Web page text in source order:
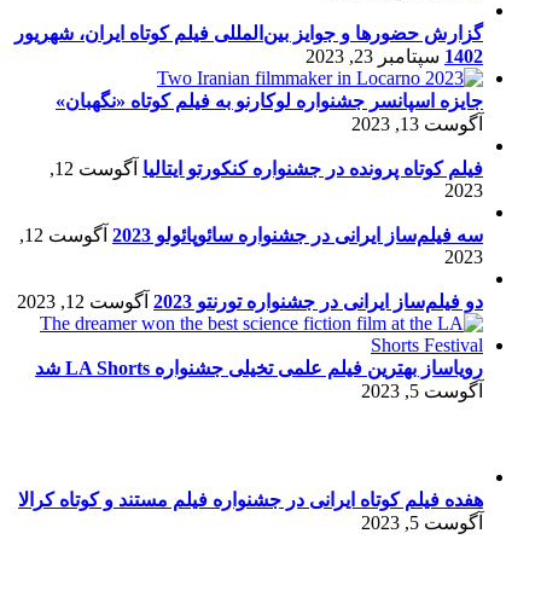
گزارش حضورها و جوایز بین‌المللی فیلم کوتاه ایران، شهریور
1402 سپتامبر 23, 2023
جایزه اسپانسر جشنواره لوکارنو به فیلم کوتاه «نگهبان»
آگوست 13, 2023
فیلم کوتاه پرونده در جشنواره کنکورتو ایتالیا
آگوست 12,
2023
سه فیلم‌ساز ایرانی در جشنواره سائوپائولو 2023
آگوست 12,
2023
دو فیلم‌ساز ایرانی در جشنواره تورنتو 2023 آگوست 12, 2023
رویاساز بهترین فیلم علمی تخیلی جشنواره LA Shorts شد
آگوست 5, 2023
انیمیشن کوتاه «در سایه سرو» در جشنواره ونیز 2023